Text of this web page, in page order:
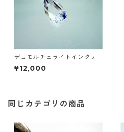
デュモルチェライトインクォ
ーツペンダントトップ②
¥12,000
同じカテゴリの商品